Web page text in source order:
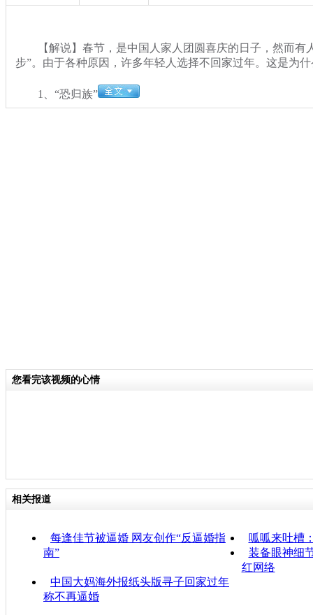
【解说】春节，是中国人家人团圆喜庆的日子，然而有
步”。由于各种原因，许多年轻人选择不回家过年。这是为
1、“恐归族”
您看完该视频的心情
相关报道
每逢佳节被逼婚 网友创作“反逼婚指
南”
呱呱来吐槽
装备眼神细
红网络
中国大妈海外报纸头版寻子回家过年
称不再逼婚